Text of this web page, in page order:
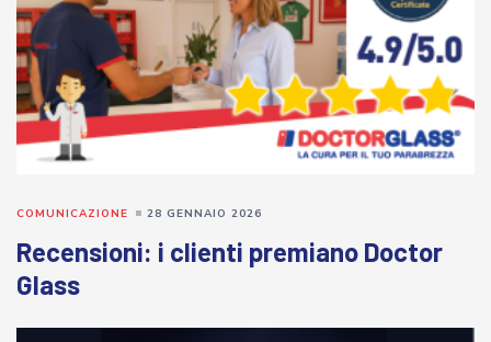
Recensioni: i clienti premiano Doctor
Glass
COMUNICAZIONE 28 GENNAIO 2026